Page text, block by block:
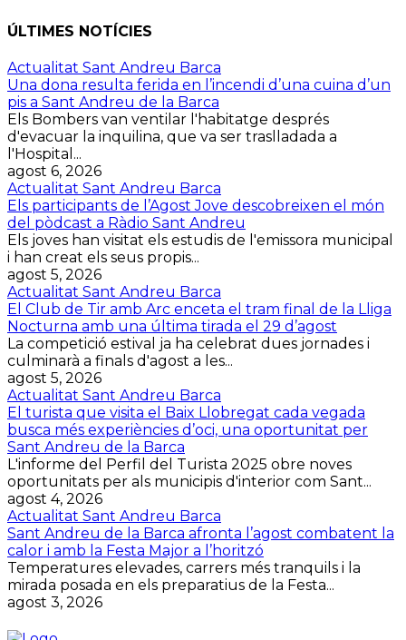
ÚLTIMES NOTÍCIES
Actualitat Sant Andreu Barca
Una dona resulta ferida en l’incendi d’una cuina d’un
pis a Sant Andreu de la Barca
Els Bombers van ventilar l'habitatge després
d'evacuar la inquilina, que va ser traslladada a
l'Hospital...
agost 6, 2026
Actualitat Sant Andreu Barca
Els participants de l’Agost Jove descobreixen el món
del pòdcast a Ràdio Sant Andreu
Els joves han visitat els estudis de l'emissora municipal
i han creat els seus propis...
agost 5, 2026
Actualitat Sant Andreu Barca
El Club de Tir amb Arc enceta el tram final de la Lliga
Nocturna amb una última tirada el 29 d’agost
La competició estival ja ha celebrat dues jornades i
culminarà a finals d'agost a les...
agost 5, 2026
Actualitat Sant Andreu Barca
El turista que visita el Baix Llobregat cada vegada
busca més experiències d’oci, una oportunitat per
Sant Andreu de la Barca
L'informe del Perfil del Turista 2025 obre noves
oportunitats per als municipis d'interior com Sant...
agost 4, 2026
Actualitat Sant Andreu Barca
Sant Andreu de la Barca afronta l’agost combatent la
calor i amb la Festa Major a l’horitzó
Temperatures elevades, carrers més tranquils i la
mirada posada en els preparatius de la Festa...
agost 3, 2026